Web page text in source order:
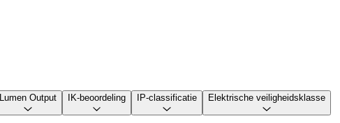
Lumen Output IK-beoordeling IP-classificatie Elektrische veiligheidsklasse